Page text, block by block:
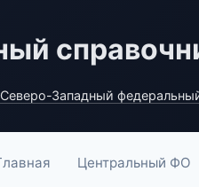
Северо-Западный
Центральный ФО